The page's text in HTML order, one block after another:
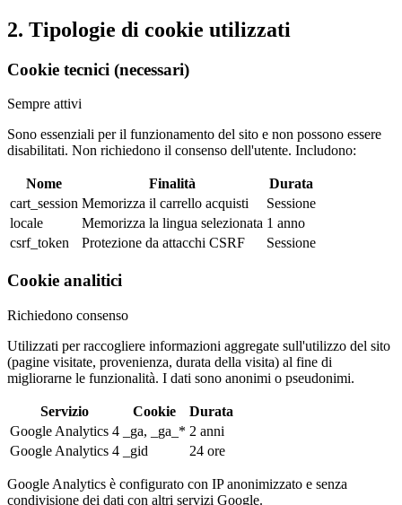
2. Tipologie di cookie utilizzati
Cookie tecnici (necessari)
Sempre attivi
Sono essenziali per il funzionamento del sito e non possono essere
disabilitati. Non richiedono il consenso dell'utente. Includono:
Nome Finalità
Durata
cart_session Memorizza il carrello acquisti
Sessione
locale
Memorizza la lingua selezionata 1 anno
csrf_token
Protezione da attacchi CSRF Sessione
Cookie analitici
Richiedono consenso
Utilizzati per raccogliere informazioni aggregate sull'utilizzo del sito
(pagine visitate, provenienza, durata della visita) al fine di
migliorarne le funzionalità. I dati sono anonimi o pseudonimi.
Servizio Cookie
Durata
Google Analytics 4
_ga, _ga_* 2 anni
Google Analytics 4
_gid 24 ore
Google Analytics è configurato con IP anonimizzato e senza
condivisione dei dati con altri servizi Google.